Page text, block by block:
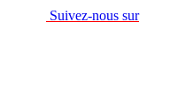
Suivez-nous sur